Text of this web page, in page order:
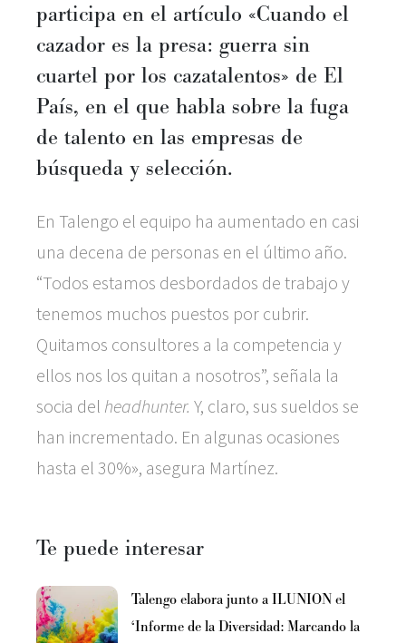
participa en el artículo «Cuando el
cazador es la presa: guerra sin
cuartel por los cazatalentos» de El
País, en el que habla sobre la fuga
de talento en las empresas de
búsqueda y selección.
En Talengo el equipo ha aumentado en casi
una decena de personas en el último año.
“Todos estamos desbordados de trabajo y
tenemos muchos puestos por cubrir.
Quitamos consultores a la competencia y
ellos nos los quitan a nosotros”, señala la
socia del headhunter. Y, claro, sus sueldos se
han incrementado. En algunas ocasiones
hasta el 30%», asegura Martínez.
Te puede interesar
Talengo elabora junto a ILUNION el
‘Informe de la Diversidad: Marcando la